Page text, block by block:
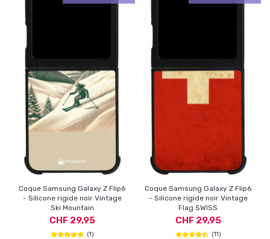
Coque Samsung Galaxy Z Flip6
- Silicone rigide noir Vintage
Ski Mountain
CHF 29,95
(1)
Coque Samsung Galaxy Z Flip6
- Silicone rigide noir Vintage
Flag SWISS
CHF 29,95
(11)